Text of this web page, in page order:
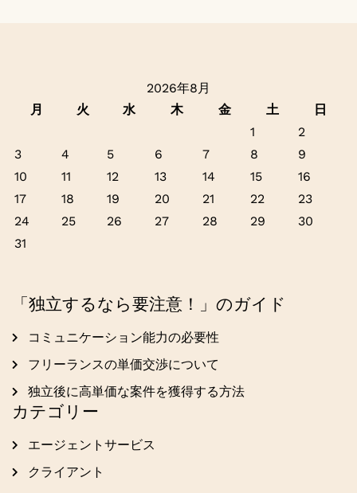
2026年8月
月
火 水 木 金 土
日
1
2
3
4 5 6 7 8
9
10
11 12 13 14 15
16
17
18 19 20 21 22
23
24
25 26 27 28 29
30
31
「独立するなら要注意！」のガイド
コミュニケーション能力の必要性
フリーランスの単価交渉について
独立後に高単価な案件を獲得する方法
カテゴリー
エージェントサービス
クライアント